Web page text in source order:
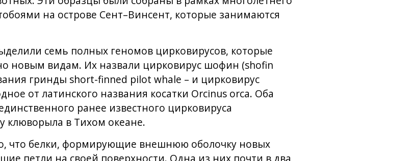
на острове Сент–Винсент, которые занимаются
семь полных геномов цирковирусов, которые
новым видам. Их назвали цирковирус шофин (shofin
гринды short-finned pilot whale – и цирковирус
от латинского названия косатки Orcinus orca. Оба
ранее известного цирковируса
клюворыла в Тихом океане.
что белки, формирующие внешнюю оболочку новых